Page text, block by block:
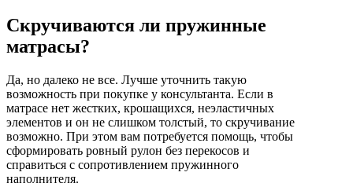
Скручиваются ли пружинные
матрасы?
Да, но далеко не все. Лучше уточнить такую
возможность при покупке у консультанта. Если в
матрасе нет жестких, крошащихся, неэластичных
элементов и он не слишком толстый, то скручивание
возможно. При этом вам потребуется помощь, чтобы
сформировать ровный рулон без перекосов и
справиться с сопротивлением пружинного
наполнителя.